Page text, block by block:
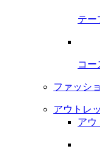
テー
コー
ファッシ
アウトレ
アウ